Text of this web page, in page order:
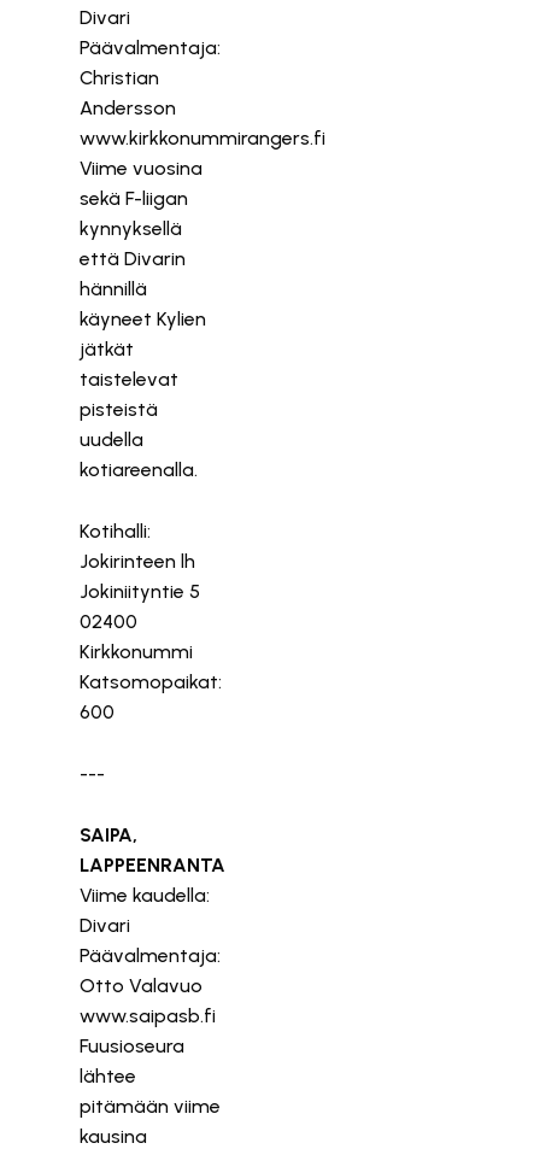
Divari
Päävalmentaja:
Christian
Andersson
www.kirkkonummirangers.fi
Viime vuosina
sekä F-liigan
kynnyksellä
että Divarin
hännillä
käyneet Kylien
jätkät
taistelevat
pisteistä
uudella
kotiareenalla.
Kotihalli:
Jokirinteen lh
Jokiniityntie 5
02400
Kirkkonummi
Katsomopaikat:
600
---
SAIPA,
LAPPEENRANTA
Viime kaudella:
Divari
Päävalmentaja:
Otto Valavuo
www.saipasb.fi
Fuusioseura
lähtee
pitämään viime
kausina